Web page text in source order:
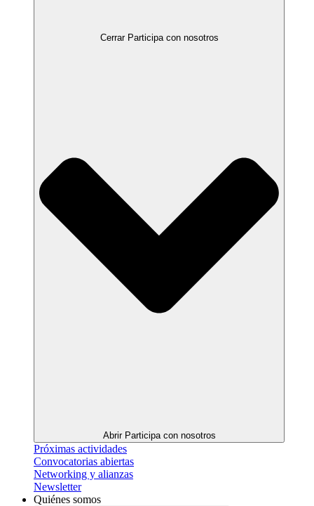
Cerrar Participa con nosotros
Abrir Participa con nosotros
Próximas actividades
Convocatorias abiertas
Networking y alianzas
Newsletter
Quiénes somos